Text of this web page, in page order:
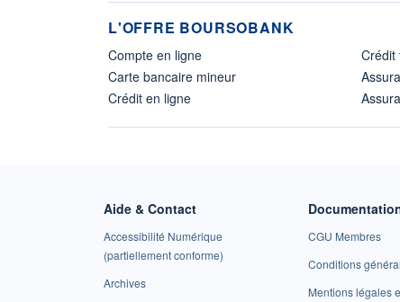
L'OFFRE BOURSOBANK
Compte en ligne
Carte bancaire mineur
Crédit en ligne
Crédit
Aide & Contact
Accessibilité Numérique
(partiellement conforme)
Archives
CGU Membres
Conditions
Mentions légales